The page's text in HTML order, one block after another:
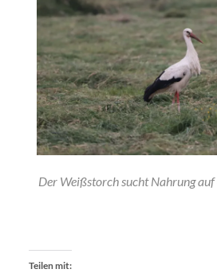
Der Weißstorch sucht Nahrung
Teilen mit: